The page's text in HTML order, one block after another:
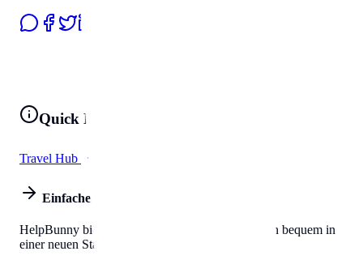
Quick Links
Travel Hub
Einfaches Leben
HelpBunny bietet alles, was Sie brauchen, um sich bequem in
einer neuen Stadt einzuleben.